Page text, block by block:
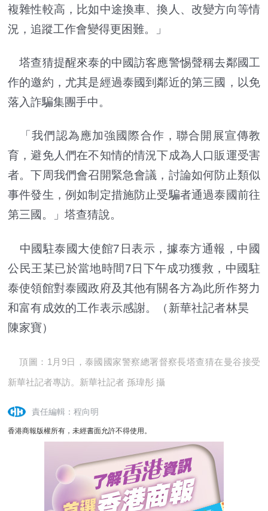
複雜性較高，比如中途換車、換人、改變方向等情
況，追蹤工作會變得更困難。」
塔查猜提醒來泰的中國訪客應警惕聲稱去鄰國工
作的邀約，尤其是經過泰國到鄰近的第三國，以免
落入詐騙集團手中。
「我們認為應加強國際合作，聯合開展宣傳教
育，避免人們在不知情的情況下成為人口販運受害
者。下周我們會召開緊急會議，討論如何防止類似
事件發生，例如制定措施防止受騙者通過泰國前往
第三國。」塔查猜說。
中國駐泰國大使館7日表示，據泰方通報，中國
公民王某已於當地時間7日下午成功獲救，中國駐
泰使領館對泰國政府及其他有關各方為此所作努力
和富有成效的工作表示感謝。（新華社記者林昊
陳家寶）
頂圖：1月9日，泰國國家警察總署督察長塔查猜在曼谷接受
新華社記者專訪。新華社記者 孫瑋彤 攝
責任編輯：程向明
香港商報版權所有，未經書面允許不得使用。